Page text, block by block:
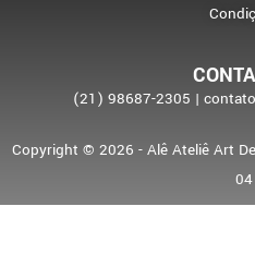
(21) 98687-2305 |
Copyright © 2026 - Alê Ateliê Art
04